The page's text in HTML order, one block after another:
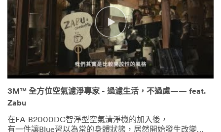
3M™ 全方位空氣濾淨專家 - 過濾生活，不過慮—— feat.
Zabu
在FA-B2000DC智淨型空氣清淨機的加入後，
有一件讓Blue習以為常的身體狀態，居然開始發生改變…